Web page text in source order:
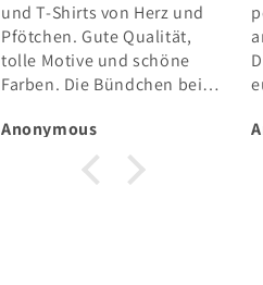
perfekt und ist super
angenehm ☀️ wirklich mega!
Danke an euch und dass ihr
euch für die Tiere einsetzt
Anonymous